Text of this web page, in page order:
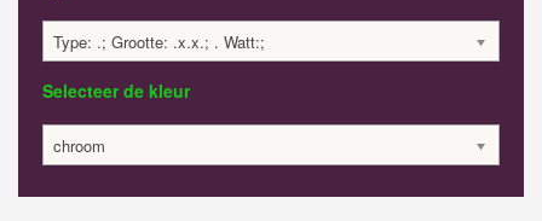
Type: .; Grootte: .x.x.; . Watt:;
Selecteer de kleur
chroom